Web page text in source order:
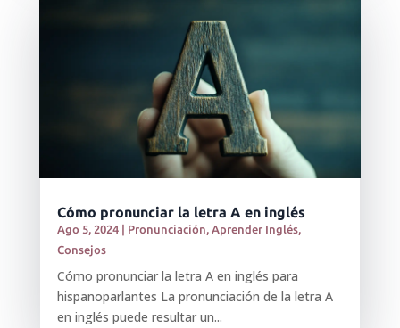
Cómo pronunciar la letra A en inglés
Ago 5, 2024| Pronunciación Aprender Inglés,
Consejos
Cómo pronunciar la letra A en inglés para
hispanoparlantes La pronunciación de la letra A
en inglés puede resultar un...